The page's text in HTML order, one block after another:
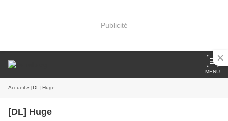
Publicité
MENU
Accueil » [DL] Huge
[DL] Huge